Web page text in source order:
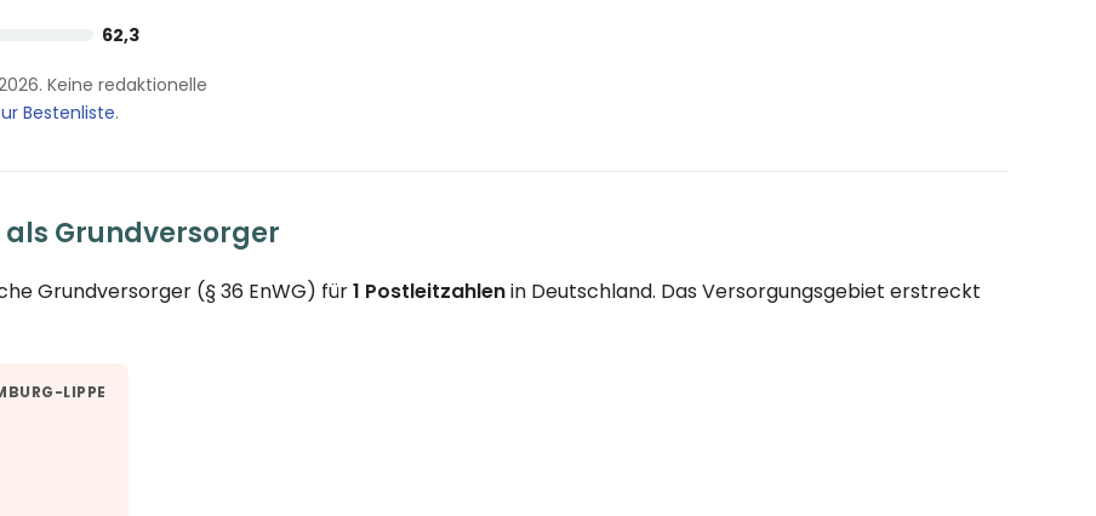
62,3
Keine redaktionelle
Bestenliste.
Grundversorger
Grundversorger (§ 36 EnWG) für1 Postleitzahlenin Deutschland. Das Versorgungsgebiet erstreckt
LIPPE